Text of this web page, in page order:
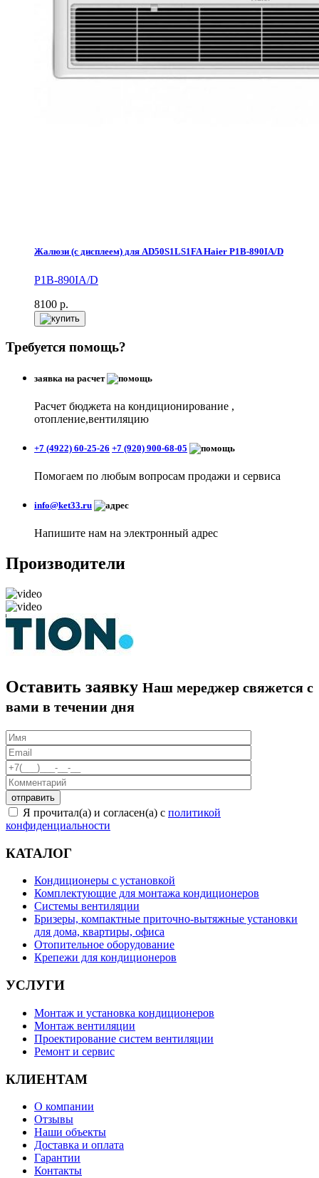
Жалюзи (с дисплеем) для AD50S1LS1FA Haier P1B-890IA/D
P1B-890IA/D
8100 р.
Требуется помощь?
заявка на расчет
Расчет бюджета на кондиционирование ,
отопление,вентиляцию
+7 (4922) 60-25-26 +7 (920) 900-68-05
Помогаем по любым вопросам продажи и сервиса
info@ket33.ru
Напишите нам на электронный адрес
Производители
Оставить заявку Наш мереджер свяжется с
вами в течении дня
Я прочитал(а) и согласен(а) с политикой
конфиденциальности
КАТАЛОГ
Кондиционеры с установкой
Комплектующие для монтажа кондиционеров
Системы вентиляции
Бризеры, компактные приточно-вытяжные установки
для дома, квартиры, офиса
Отопительное оборудование
Крепежи для кондиционеров
УСЛУГИ
Монтаж и установка кондиционеров
Монтаж вентиляции
Проектирование систем вентиляции
Ремонт и сервис
КЛИЕНТАМ
О компании
Отзывы
Наши объекты
Доставка и оплата
Гарантии
Контакты